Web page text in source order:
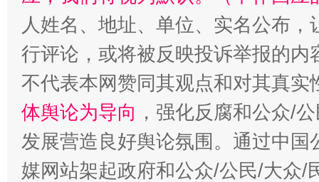
“蜀中异人”王建安的艺术幻境
人姓名、地址、单位、实名公布
行评论，或将被反映投诉举报的
不代表本网赞同其观点和对其真实
体舆论为导向 ，强化反腐和公众/
发展营造良好舆论氛围。通过中
媒网站架起政府和公众/公民/大众/